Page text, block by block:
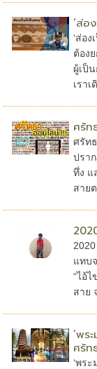
‘ส่อ
‘ส่อ
ต้อง
ผู้เป็
เรา
ศรัท
ศรัท
ปรา
ทึ่ง แ
สาย
แทบ
“ไอ้
สาย
‘พร
ศรัท
‘พร